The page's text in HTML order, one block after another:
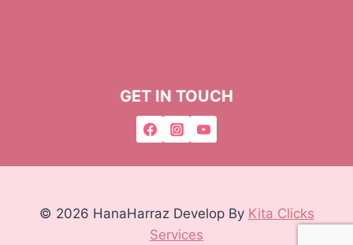
GET IN TOUCH
© 2026 HanaHarraz Develop By Kita Clicks
Services